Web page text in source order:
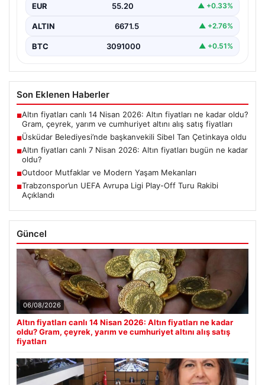
EUR 55.20 ▲ +0.33%
ALTIN 6671.5 ▲ +2.76%
BTC 3091000 ▲ +0.51%
Son Eklenen Haberler
■Altın fiyatları canlı 14 Nisan 2026: Altın fiyatları ne kadar oldu?
Gram, çeyrek, yarım ve cumhuriyet altını alış satış fiyatları
■Üsküdar Belediyesi’nde başkanvekili Sibel Tan Çetinkaya oldu
■Altın fiyatları canlı 7 Nisan 2026: Altın fiyatları bugün ne kadar
oldu?
■Outdoor Mutfaklar ve Modern Yaşam Mekanları
■Trabzonspor’un UEFA Avrupa Ligi Play-Off Turu Rakibi
Açıklandı
Güncel
06/08/2026
Altın fiyatları canlı 14 Nisan 2026: Altın fiyatları ne kadar
oldu? Gram, çeyrek, yarım ve cumhuriyet altını alış satış
fiyatları